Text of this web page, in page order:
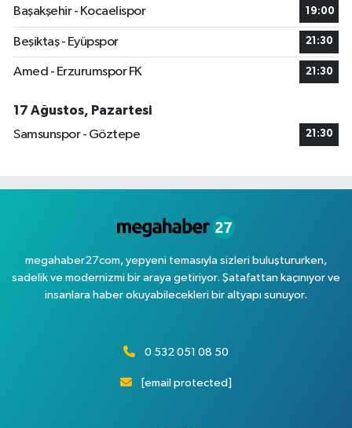
Başakşehir - Kocaelispor
19:00
Beşiktaş - Eyüpspor 21:30
Amed - Erzurumspor FK 21:30
17 Ağustos, Pazartesi
Samsunspor - Göztepe
21:30
megahaber27com, yepyeni temasıyla sizleri buluştururken,
sadelik ve modernizmi bir araya getiriyor. Şatafattan kaçınıyor ve
insanlara haber okuyabilecekleri bir altyapı sunuyor.
0 532 051 08 50
[email protected]